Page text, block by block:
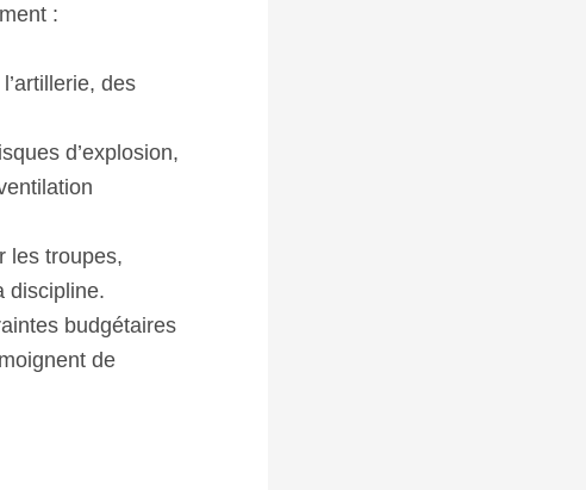
:
des
d’explosion,
les troupes,
discipline.
budgétaires
de